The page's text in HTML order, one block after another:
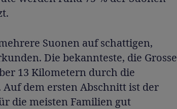
Suonen auf schattigen,
Die bekannteste, die Grosse
13 Kilometern durch die
dem ersten Abschnitt ist der
die meisten Familien gut